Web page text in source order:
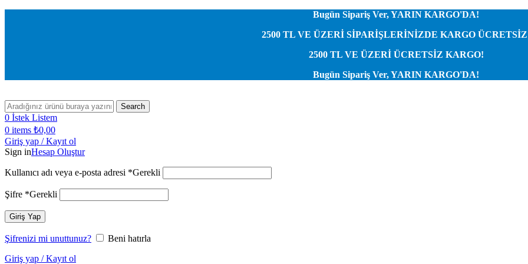
Bugün Sipariş Ver, YARIN KARGO'DA!
2500 TL VE ÜZERİ SİPARİŞLERİNİZDE KARGO
2500 TL VE ÜZERİ ÜCRETSİZ KARGO!
Bugün Sipariş Ver, YARIN KARGO'DA!
Search
0 İstek Listem
0 items ₺0,00
Giriş yap / Kayıt ol
Sign inHesap Oluştur
Kullanıcı adı veya e-posta adresi *Gerekli
Şifre *Gerekli
Giriş Yap
Şifrenizi mi unuttunuz?
Beni hatırla
Giriş yap / Kayıt ol